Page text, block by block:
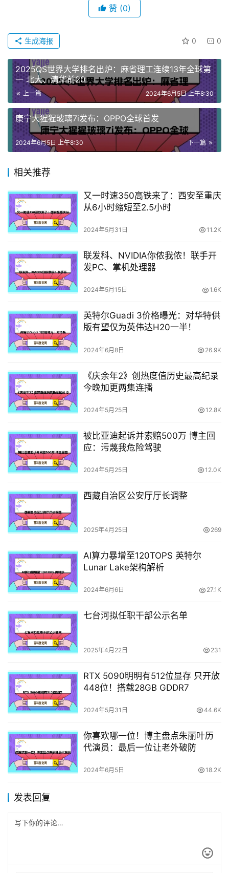
赞 (0)
0 0
生成海报
2025QS世界大学排名出炉：麻省理工连续13年全球第
一 北大、清华前20
上一篇 2024年6月5日 上午8:30
康宁大猩猩玻璃7i发布：OPPO全球首发
下一篇
2024年6月5日 上午8:30
相关推荐
又一时速350高铁来了：西安至重庆
从6小时缩短至2.5小时
2024年5月31日 11.2K
联发科、NVIDIA你侬我侬！联手开
发PC、掌机处理器
2024年5月15日 1.6K
英特尔Guadi 3价格曝光：对华特供
版有望仅为英伟达H20一半！
2024年6月8日 26.9K
《庆余年2》创热度值历史最高纪录
今晚加更两集连播
2024年5月25日 12.8K
被比亚迪起诉并索赔500万 博主回
应：污蔑我危险驾驶
2024年5月25日 12.0K
西藏自治区公安厅厅长调整
2025年4月25日 269
AI算力暴增至120TOPS 英特尔
Lunar Lake架构解析
2024年6月6日 27.1K
七台河拟任职干部公示名单
2025年4月22日 231
RTX 5090明明有512位显存 只开放
448位！搭载28GB GDDR7
2024年5月31日 44.6K
你喜欢哪一位！博主盘点朱丽叶历
代演员：最后一位让老外破防
2024年6月5日 18.2K
发表回复